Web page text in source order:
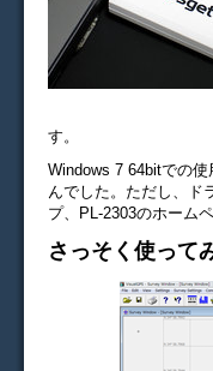
す。
Windows 7 64bitでの
んでした。ただし、ド
プ、PL-2303のホーム
さっそく使って